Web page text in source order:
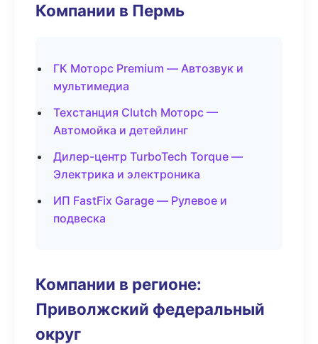
Компании в Пермь
ГК Моторс Premium — Автозвук и
мультимедиа
Техстанция Clutch Моторс —
Автомойка и детейлинг
Дилер-центр TurboTech Torque —
Электрика и электроника
ИП FastFix Garage — Рулевое и
подвеска
Компании в регионе:
Приволжский федеральный
округ